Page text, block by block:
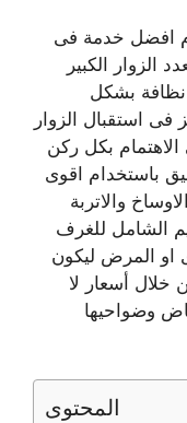
افضل خدمة فى
الزوار الكبير
نظافة بشكل
استقبال الزوار
بكل ركن
باستخدام اقوى
والاتربة
الشامل للغرف
او المرض ليكون
خلال أسعار لا
وضواحيها
المحتوى